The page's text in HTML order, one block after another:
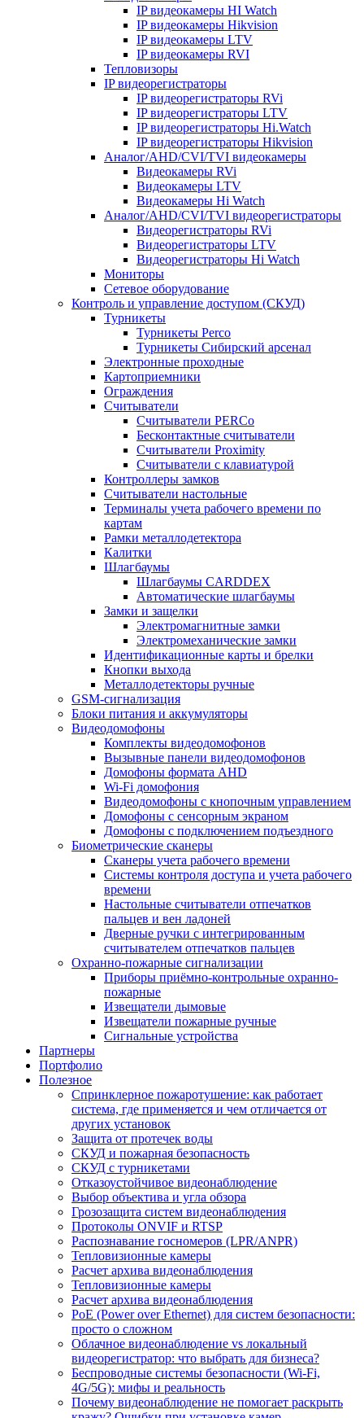
IP видеокамеры HI Watch
IP видеокамеры Hikvision
IP видеокамеры LTV
IP видеокамеры RVI
Тепловизоры
IP видеорегистраторы
IP видеорегистраторы RVi
IP видеорегистраторы LTV
IP видеорегистраторы Hi.Watch
IP видеорегистраторы Hikvision
Аналог/AHD/CVI/TVI видеокамеры
Видеокамеры RVi
Видеокамеры LTV
Видеокамеры Hi Watch
Аналог/AHD/CVI/TVI видеорегистраторы
Видеорегистраторы RVi
Видеорегистраторы LTV
Видеорегистраторы Hi Watch
Мониторы
Сетевое оборудование
Контроль и управление доступом (СКУД)
Турникеты
Турникеты Perco
Турникеты Сибирский арсенал
Электронные проходные
Картоприемники
Ограждения
Считыватели
Считыватели PERCo
Бесконтактные считыватели
Считыватели Proximity
Считыватели с клавиатурой
Контроллеры замков
Считыватели настольные
Терминалы учета рабочего времени по
картам
Рамки металлодетектора
Калитки
Шлагбаумы
Шлагбаумы CARDDEX
Автоматические шлагбаумы
Замки и защелки
Электромагнитные замки
Электромеханические замки
Идентификационные карты и брелки
Кнопки выхода
Металлодетекторы ручные
GSM-сигнализация
Блоки питания и аккумуляторы
Видеодомофоны
Комплекты видеодомофонов
Вызывные панели видеодомофонов
Домофоны формата AHD
Wi-Fi домофония
Видеодомофоны с кнопочным управлением
Домофоны с сенсорным экраном
Домофоны с подключением подъездного
Биометрические сканеры
Сканеры учета рабочего времени
Системы контроля доступа и учета рабочего
времени
Настольные считыватели отпечатков
пальцев и вен ладоней
Дверные ручки с интегрированным
считывателем отпечатков пальцев
Охранно-пожарные сигнализации
Приборы приёмно-контрольные охранно-
пожарные
Извещатели дымовые
Извещатели пожарные ручные
Сигнальные устройства
Партнеры
Портфолио
Полезное
Спринклерное пожаротушение: как работает
система, где применяется и чем отличается от
других установок
Защита от протечек воды
СКУД и пожарная безопасность
СКУД с турникетами
Отказоустойчивое видеонаблюдение
Выбор объектива и угла обзора
Грозозащита систем видеонаблюдения
Протоколы ONVIF и RTSP
Распознавание госномеров (LPR/ANPR)
Тепловизионные камеры
Расчет архива видеонаблюдения
Тепловизионные камеры
Расчет архива видеонаблюдения
PoE (Power over Ethernet) для систем безопасности:
просто о сложном
Облачное видеонаблюдение vs локальный
видеорегистратор: что выбрать для бизнеса?
Беспроводные системы безопасности (Wi-Fi,
4G/5G): мифы и реальность
Почему видеонаблюдение не помогает раскрыть